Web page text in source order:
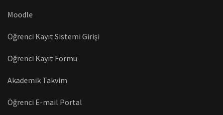
Moodle
Öğrenci Kayıt Sistemi Girişi
Öğrenci Kayıt Formu
Akademik Takvim
Öğrenci E-mail Portal